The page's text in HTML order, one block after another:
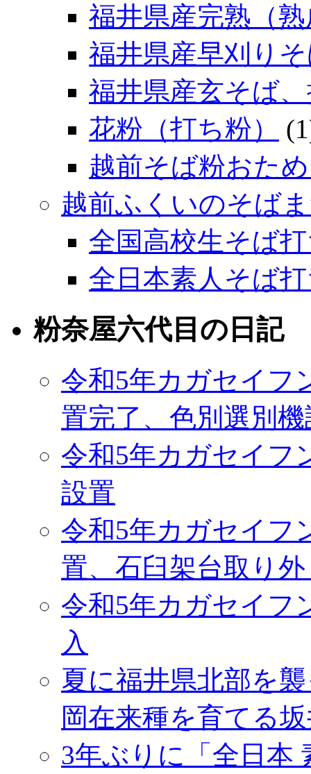
福井県産完熟（
福井県産早刈り
福井県産玄そば
花粉（打ち粉）
越前そば粉おた
越前ふくいのそば
全国高校生そば
全日本素人そば
粉奈屋六代目の日記
令和5年カガセイフ
置完了、色別選別
令和5年カガセイフ
設置
令和5年カガセイフ
置、石臼架台取り
令和5年カガセイフ
入
夏に福井県北部を
岡在来種を育てる
3年ぶりに「全日本